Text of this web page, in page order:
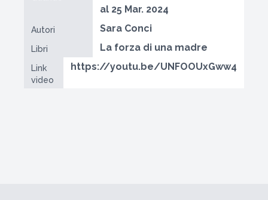
al 25 Mar. 2024
Autori Sara Conci
Libri La forza di una madre
Link
video
https://youtu.be/UNFOOUxGww4